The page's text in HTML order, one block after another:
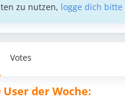
zu nutzen, logge dich bitte
Votes
User der Woche: